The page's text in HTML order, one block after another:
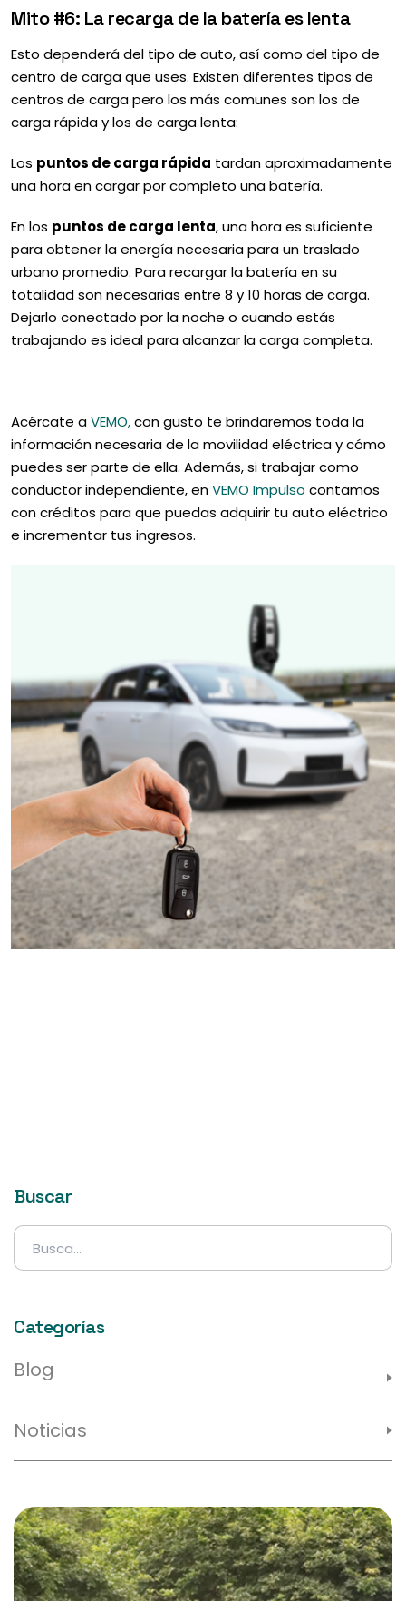
Mito #6: La recarga de la batería es lenta
Esto dependerá del tipo de auto, así como del tipo de
centro de carga que uses. Existen diferentes tipos de
centros de carga pero los más comunes son los de
carga rápida y los de carga lenta:
Los puntos de carga rápida tardan aproximadamente
una hora en cargar por completo una batería.
En los puntos de carga lenta, una hora es suficiente
para obtener la energía necesaria para un traslado
urbano promedio. Para recargar la batería en su
totalidad son necesarias entre 8 y 10 horas de carga.
Dejarlo conectado por la noche o cuando estás
trabajando es ideal para alcanzar la carga completa.
Acércate aVEMO,con gusto te brindaremos toda la
información necesaria de la movilidad eléctrica y cómo
puedes ser parte de ella. Además, si trabajar como
conductor independiente, enVEMO Impulso contamos
con créditos para que puedas adquirir tu auto eléctrico
e incrementar tus ingresos.
Buscar
Buscar:
Categorías
Blog
Noticias